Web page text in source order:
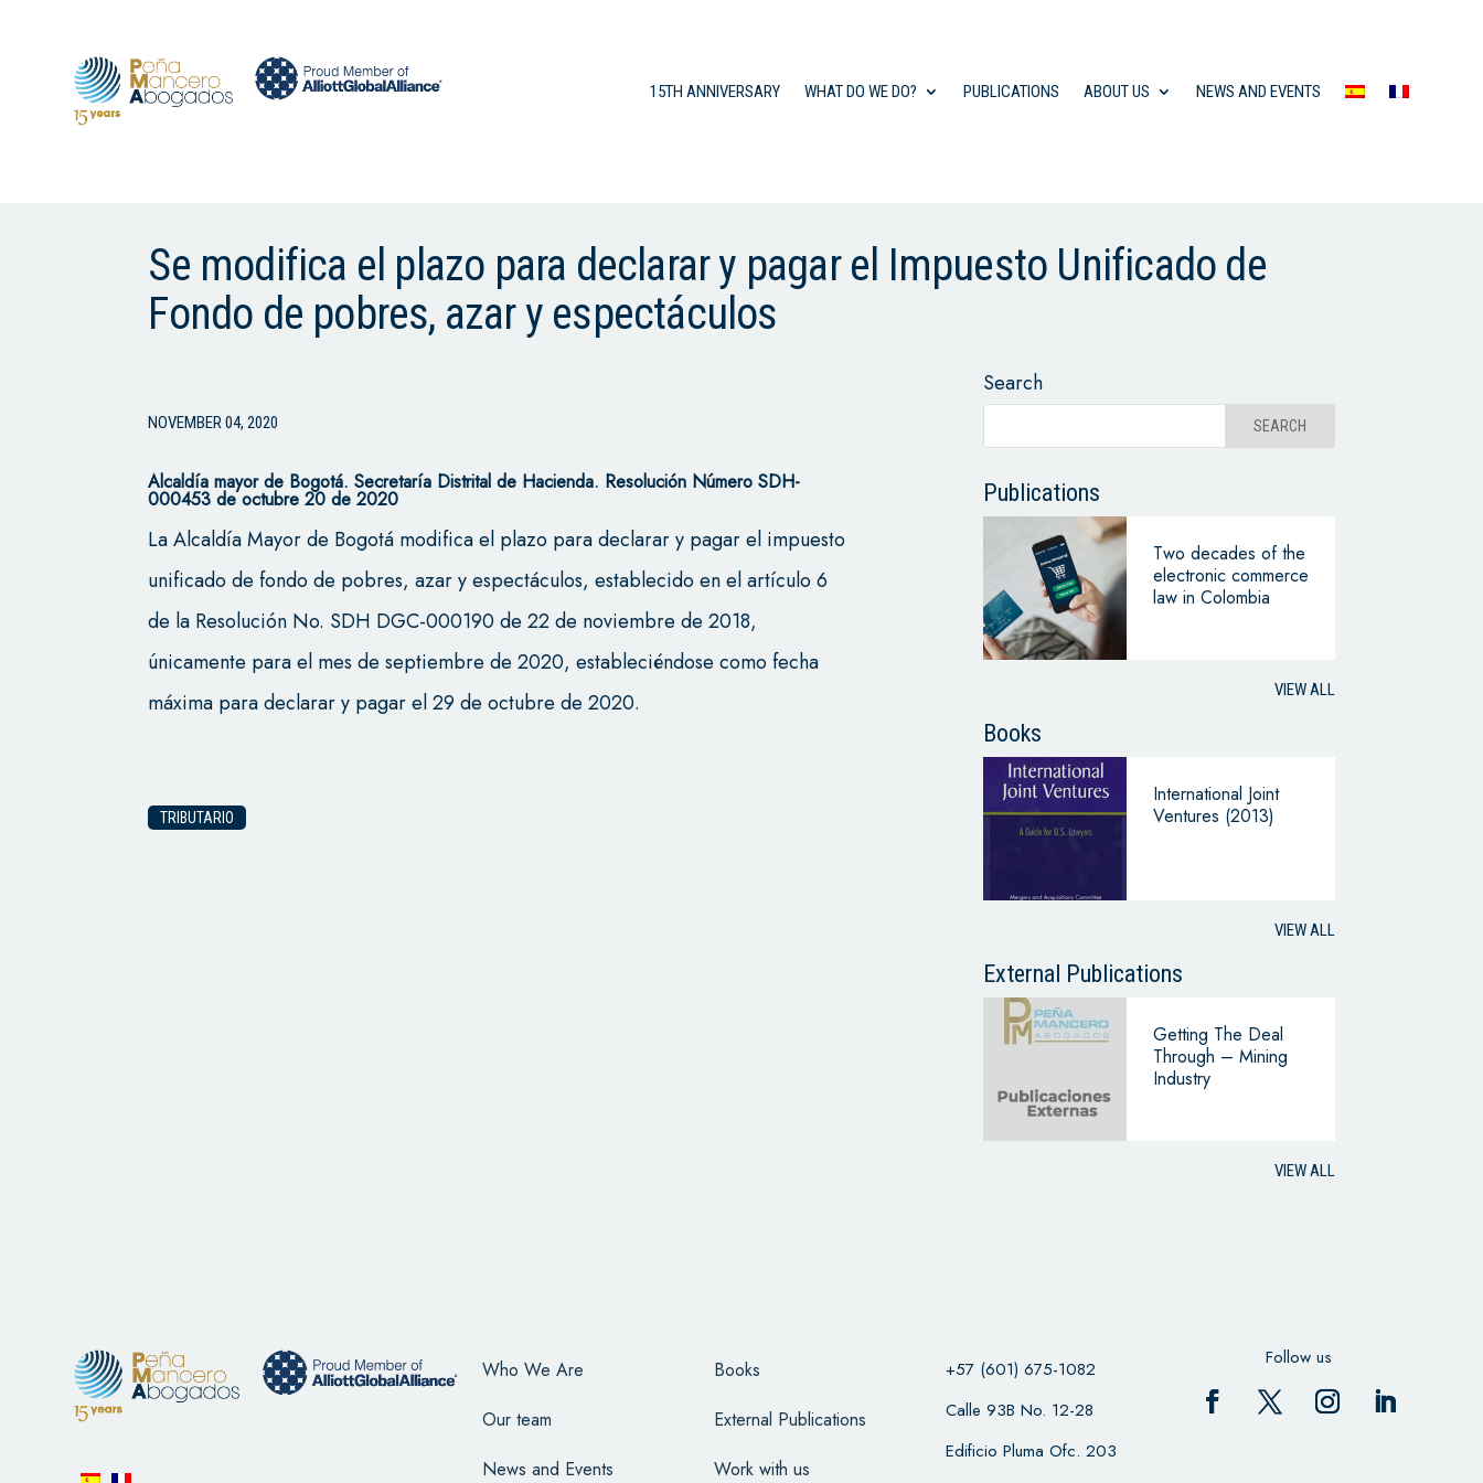
15TH ANNIVERSARY WHAT DO WE DO? PUBLICATIONS ABOUT US NEWS AND EVENTS
Se modifica el plazo para declarar y pagar el Impuesto Unificado de
Fondo de pobres, azar y espectáculos
NOVEMBER 04, 2020
Alcaldía mayor de Bogotá. Secretaría Distrital de Hacienda. Resolución Número SDH-
000453 de octubre 20 de 2020
La Alcaldía Mayor de Bogotá modifica el plazo para declarar y pagar el impuesto
unificado de fondo de pobres, azar y espectáculos, establecido en el artículo 6
de la Resolución No. SDH DGC-000190 de 22 de noviembre de 2018,
únicamente para el mes de septiembre de 2020, estableciéndose como fecha
máxima para declarar y pagar el 29 de octubre de 2020.
TRIBUTARIO
Search
Publications
Two decades of the
electronic commerce
law in Colombia
VIEW ALL
Books
International Joint
Ventures (2013)
VIEW ALL
External Publications
Getting The Deal
Through – Mining
Industry
VIEW ALL
Who We Are
Our team
News and Events
Books
External Publications
Work with us
+57 (601) 675-1082
Calle 93B No. 12-28
Edificio Pluma Ofc. 203
Follow us